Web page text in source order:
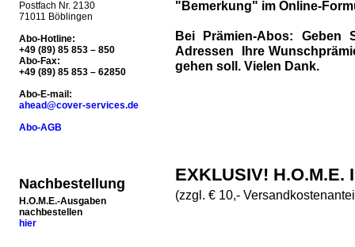
Postfach Nr. 2130
71011 Böblingen
Abo-Hotline:
+49 (89) 85 853 – 850
Abo-Fax:
+49 (89) 85 853 – 62850
Abo-E-mail:
ahead@cover-services.de
Abo-AGB
Nachbestellung
H.O.M.E.-Ausgaben
nachbestellen
hier
"Bemerkung" im Online-
Bei Prämien-Abos:
Geben
Adressen Ihre
gehen soll. Vielen Dank.
EXKLUSIV! H.O.M.E.
(zzgl. € 10,-